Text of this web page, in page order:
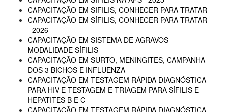
CAPACITAÇÃO EM SIFILIS, CONHECER PARA TRATAR
CAPACITAÇÃO EM SÍFILIS, CONHECER PARA TRATAR
- 2026
CAPACITAÇÃO EM SISTEMA DE AGRAVOS -
MODALIDADE SÍFILIS
CAPACITAÇÃO EM SURTO, MENINGITES, CAMPANHA
DOS 3 BICHOS E INFLUENZA
CAPACITAÇÃO EM TESTAGEM RÁPIDA DIAGNÓSTICA
PARA HIV E TESTAGEM E TRIAGEM PARA SÍFILIS E
HEPATITES B E C
CAPACITAÇÃO EM TESTAGEM RÁPIDA DIAGNÓSTICA